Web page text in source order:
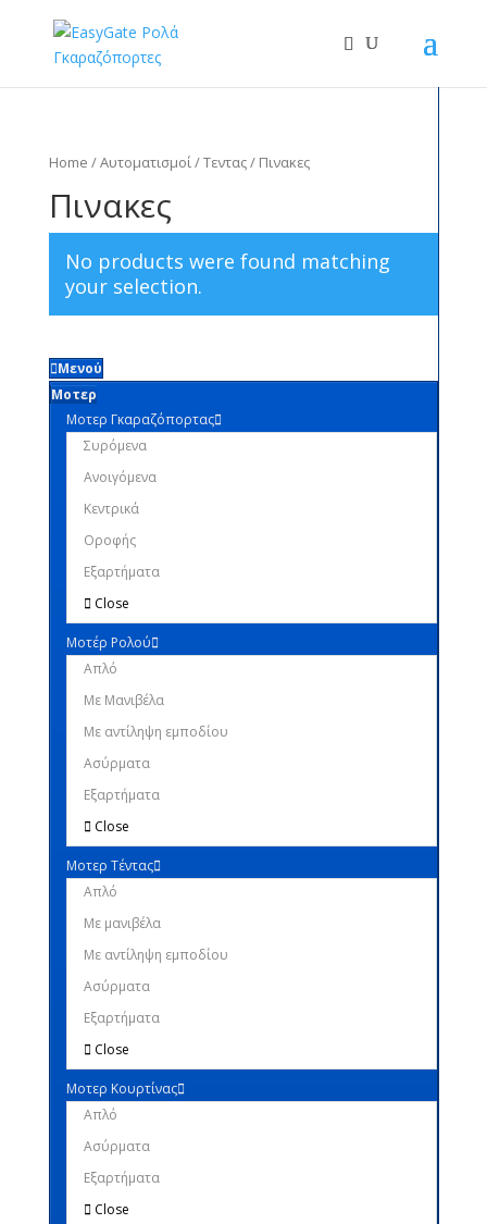
Home /Αυτοματισμοί/Τεντας/ Πινακες
Πινακες
No products were found matching
your selection.
Μενού
Μοτερ
Μοτερ Γκαραζόπορτας
Συρόμενα
Ανοιγόμενα
Κεντρικά
Οροφής
Εξαρτήματα
Close
Μοτέρ Ρολού
Απλό
Mε Μανιβέλα
Με αντίληψη εμποδίου
Ασύρματα
Εξαρτήματα
Close
Μοτερ Τέντας
Απλό
Με μανιβέλα
Με αντίληψη εμποδίου
Ασύρματα
Εξαρτήματα
Close
Μοτερ Κουρτίνας
Απλό
Ασύρματα
Εξαρτήματα
Close